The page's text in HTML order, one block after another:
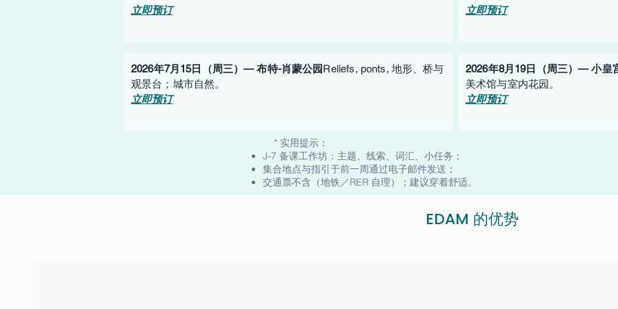
立即预订
2026年7月15日（周三）— 布特-肖蒙公园Reliefs, ponts, 地形、桥与
观景台；城市自然。
立即预订
立即预订
2026年8月19日（周三）— 小皇
美术馆与室内花园。
立即预订
​ * 实用提示：
J-7 备课工作坊：主题、线索、词汇、小任务；
集合地点与指引于前一周通过电子邮件发送；
交通票不含（地铁／RER 自理）；建议穿着舒适。
EDAM 的优势